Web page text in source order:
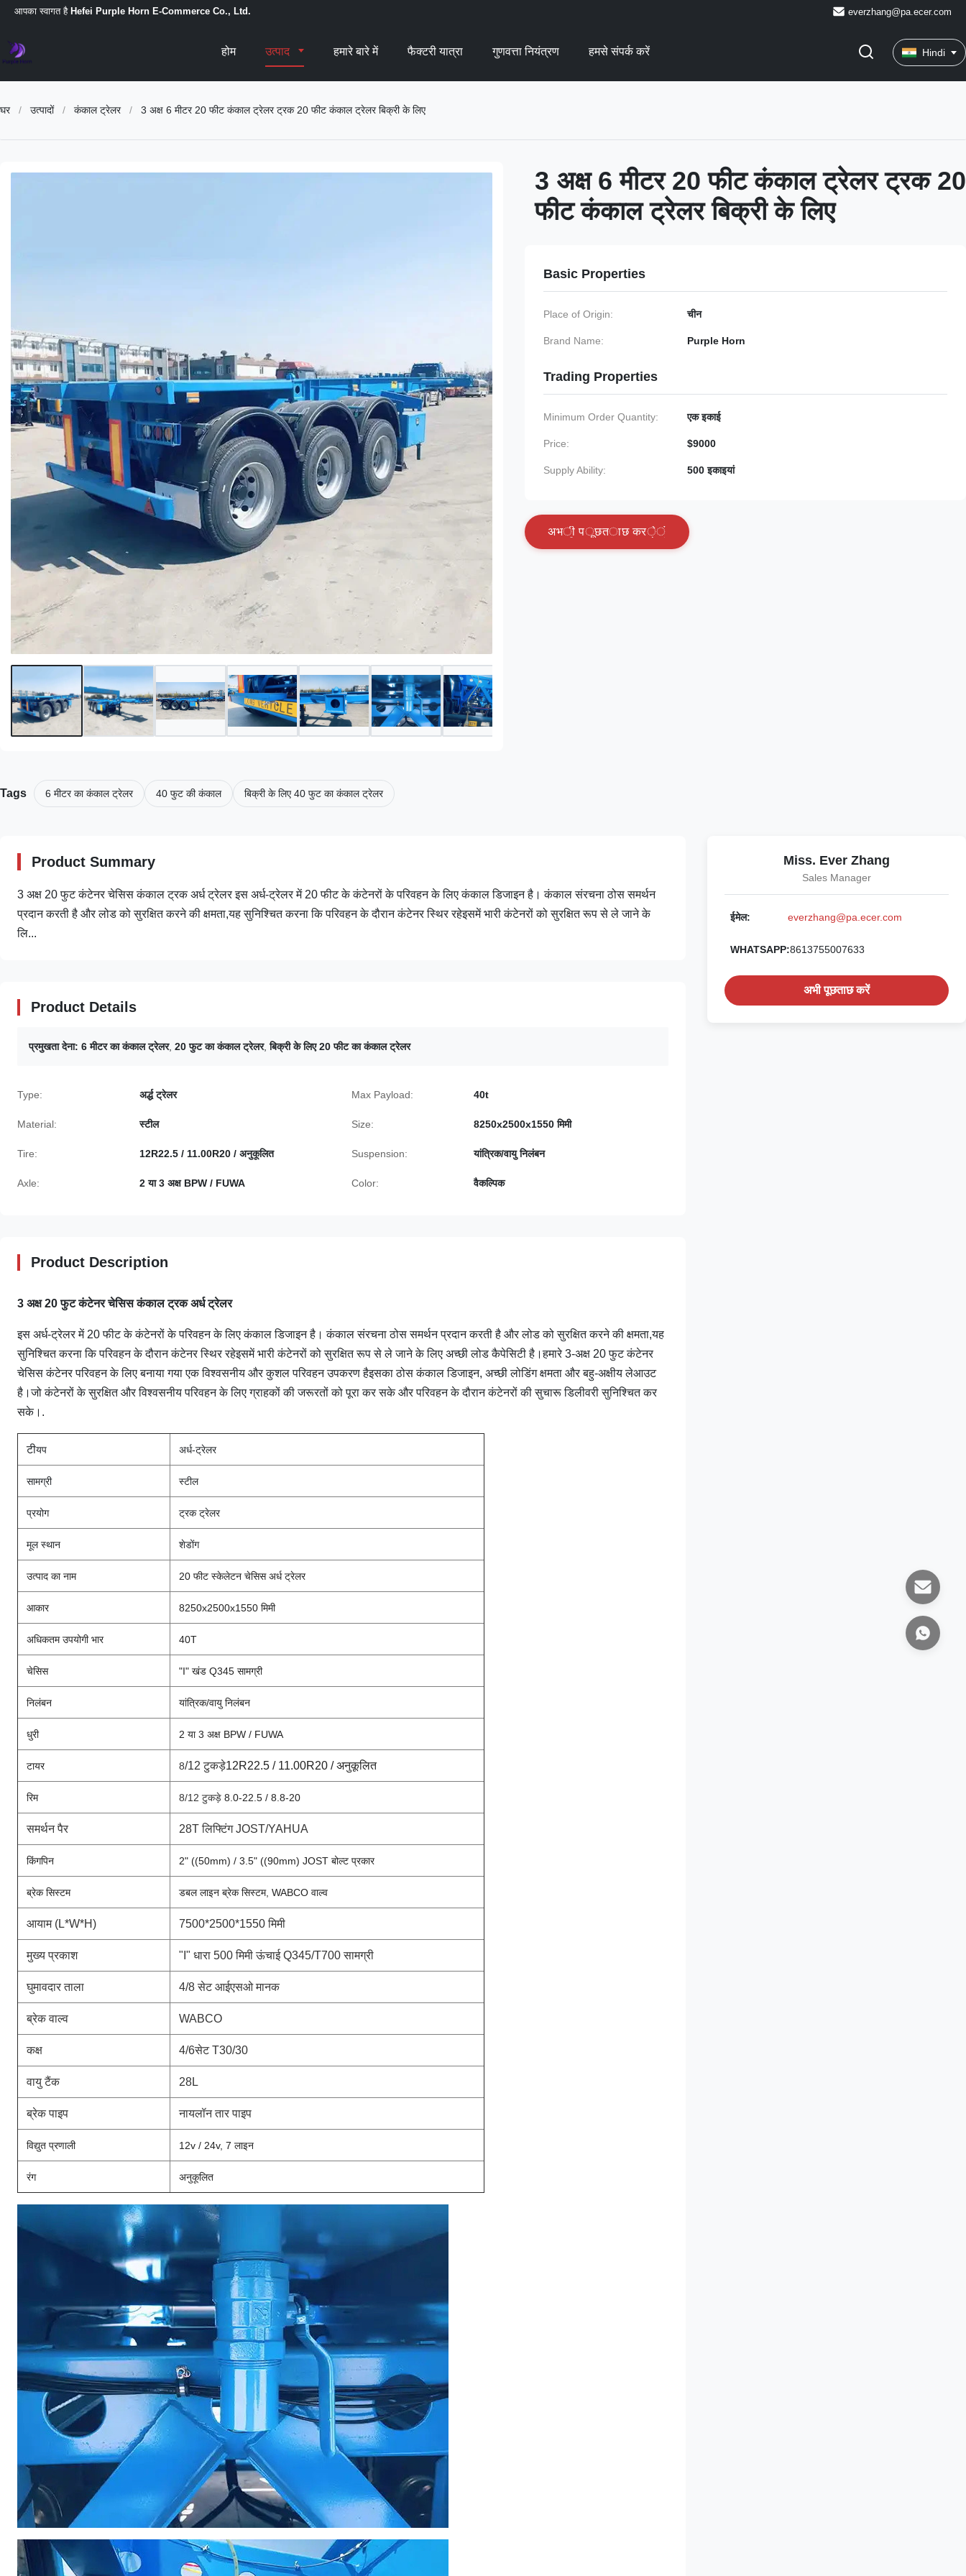
आपका स्वागत है Hefei Purple Horn E-Commerce Co., Ltd. everzhang@pa.ecer.com
होम उत्पाद हमारे बारे में फैक्टरी यात्रा गुणवत्ता नियंत्रण हमसे संपर्क करें Hindi
घर / उत्पादों / कंकाल ट्रेलर / 3 अक्ष 6 मीटर 20 फीट कंकाल ट्रेलर ट्रक 20 फीट कंकाल ट्रेलर बिक्री के लिए
3 अक्ष 6 मीटर 20 फीट कंकाल ट्रेलर ट्रक 20
फीट कंकाल ट्रेलर बिक्री के लिए
Basic Properties
Place of Origin: चीन
Brand Name: Purple Horn
Trading Properties
Minimum Order Quantity: एक इकाई
Price: $9000
Supply Ability: 500 इकाइयां
अभी पूछताछ करें
Tags 6 मीटर का कंकाल ट्रेलर 40 फुट की कंकाल बिक्री के लिए 40 फुट का कंकाल ट्रेलर
Product Summary
3 अक्ष 20 फुट कंटेनर चेसिस कंकाल ट्रक अर्ध ट्रेलर इस अर्ध-ट्रेलर में 20 फीट के कंटेनरों के परिवहन के लिए कंकाल डिजाइन है। कंकाल संरचना ठोस समर्थन
प्रदान करती है और लोड को सुरक्षित करने की क्षमता,यह सुनिश्चित करना कि परिवहन के दौरान कंटेनर स्थिर रहेइसमें भारी कंटेनरों को सुरक्षित रूप से ले जाने के
लि...
Product Details
प्रमुखता देना: 6 मीटर का कंकाल ट्रेलर, 20 फुट का कंकाल ट्रेलर,बिक्री के लिए 20 फीट का कंकाल ट्रेलर
Type: अर्द्ध ट्रेलर Max Payload: 40t
Material: स्टील Size: 8250x2500x1550 मिमी
Tire: 12R22.5 / 11.00R20 / अनुकूलित Suspension: यांत्रिक/वायु निलंबन
Axle: 2 या 3 अक्ष BPW / FUWA Color: वैकल्पिक
Product Description
3 अक्ष 20 फुट कंटेनर चेसिस कंकाल ट्रक अर्ध ट्रेलर
इस अर्ध-ट्रेलर में 20 फीट के कंटेनरों के परिवहन के लिए कंकाल डिजाइन है। कंकाल संरचना ठोस समर्थन प्रदान करती है और लोड को सुरक्षित करने की क्षमता,यह
सुनिश्चित करना कि परिवहन के दौरान कंटेनर स्थिर रहेइसमें भारी कंटेनरों को सुरक्षित रूप से ले जाने के लिए अच्छी लोड कैपेसिटी है।हमारे 3-अक्ष 20 फुट कंटेनर
चेसिस कंटेनर परिवहन के लिए बनाया गया एक विश्वसनीय और कुशल परिवहन उपकरण हैइसका ठोस कंकाल डिजाइन, अच्छी लोडिंग क्षमता और बहु-अक्षीय लेआउट
है।जो कंटेनरों के सुरक्षित और विश्वसनीय परिवहन के लिए ग्राहकों की जरूरतों को पूरा कर सके और परिवहन के दौरान कंटेनरों की सुचारू डिलीवरी सुनिश्चित कर
सके।.
टीयप अर्ध-ट्रेलर
सामग्री स्टील
प्रयोग ट्रक ट्रेलर
मूल स्थान शेडोंग
उत्पाद का नाम 20 फीट स्केलेटन चेसिस अर्ध ट्रेलर
आकार 8250x2500x1550 मिमी
अधिकतम उपयोगी भार 40T
चेसिस "I" खंड Q345 सामग्री
निलंबन यांत्रिक/वायु निलंबन
धुरी 2 या 3 अक्ष BPW / FUWA
टायर 8/12 टुकड़े12R22.5 / 11.00R20 / अनुकूलित
रिम 8/12 टुकड़े 8.0-22.5 / 8.8-20
समर्थन पैर 28T लिफ्टिंग JOST/YAHUA
किंगपिन 2" ((50mm) / 3.5" ((90mm) JOST बोल्ट प्रकार
ब्रेक सिस्टम डबल लाइन ब्रेक सिस्टम, WABCO वाल्व
आयाम (L*W*H) 7500*2500*1550 मिमी
मुख्य प्रकाश "I" धारा 500 मिमी ऊंचाई Q345/T700 सामग्री
घुमावदार ताला 4/8 सेट आईएसओ मानक
ब्रेक वाल्व WABCO
कक्ष 4/6सेट T30/30
वायु टैंक 28L
ब्रेक पाइप नायलॉन तार पाइप
विद्युत प्रणाली 12v / 24v, 7 लाइन
रंग अनुकूलित
Miss. Ever Zhang
Sales Manager
ईमेल: everzhang@pa.ecer.com
WHATSAPP:8613755007633
अभी पूछताछ करें